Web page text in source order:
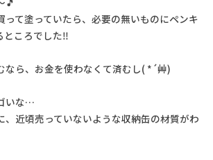
って塗っていたら、必要の無いものにペンキ
ところでした‼
なら、お金を使わなくて済むし( *´艸)
いな…
、近頃売っていないような収納缶の材質がわ